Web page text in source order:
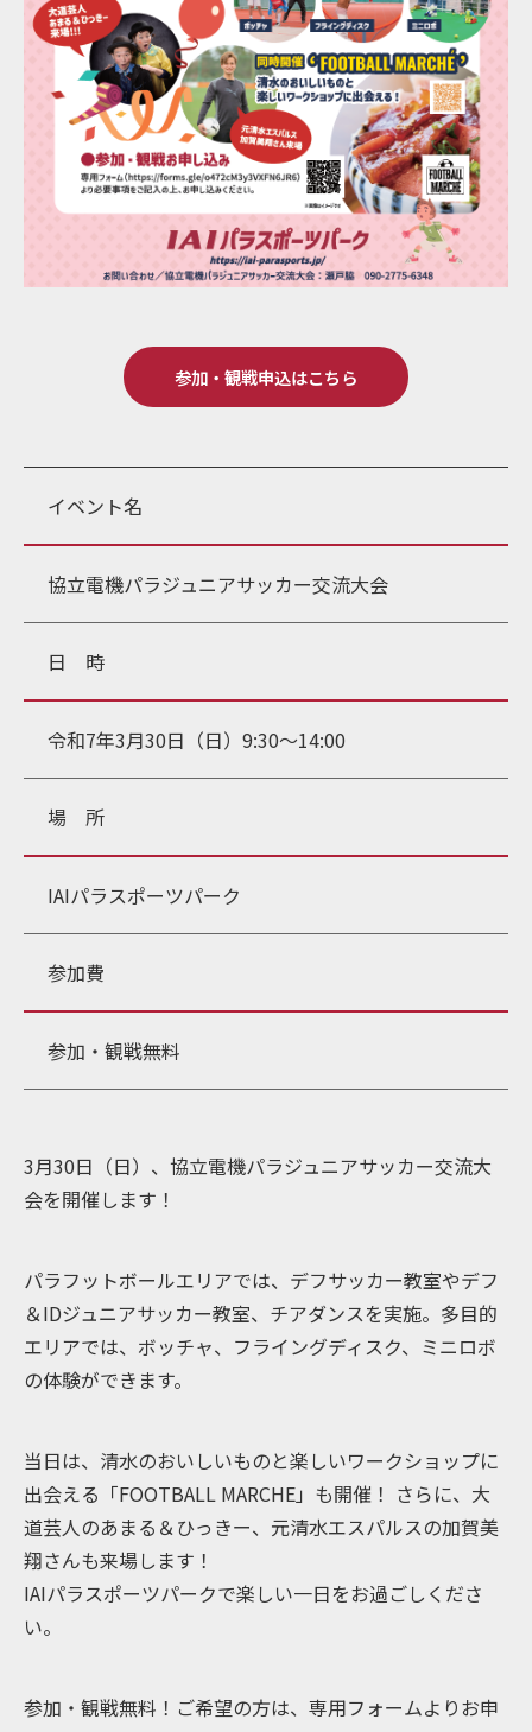
参加・観戦申込はこちら
イベント名
協立電機パラジュニアサッカー交流大会
日 時
令和7年3月30日（日）9:30～14:00
場 所
IAIパラスポーツパーク
参加費
参加・観戦無料
3月30日（日）、協立電機パラジュニアサッカー交流大
会を開催します！
パラフットボールエリアでは、デフサッカー教室やデフ
＆IDジュニアサッカー教室、チアダンスを実施。多目的
エリアでは、ボッチャ、フライングディスク、ミニロボ
の体験ができます。
当日は、清水のおいしいものと楽しいワークショップに
出会える「FOOTBALL MARCHE」も開催！ さらに、大
道芸人のあまる＆ひっきー、元清水エスパルスの加賀美
翔さんも来場します！
IAIパラスポーツパークで楽しい一日をお過ごしくださ
い。
参加・観戦無料！ご希望の方は、専用フォームよりお申